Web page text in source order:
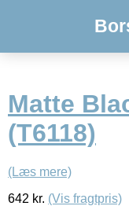
Matte
(T6118)
(Læs mere)
642 kr. (Vis fragtpris)